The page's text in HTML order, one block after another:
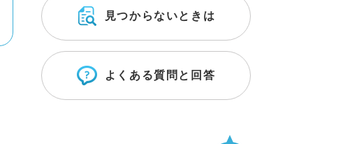
見つからないときは
よくある質問と回答